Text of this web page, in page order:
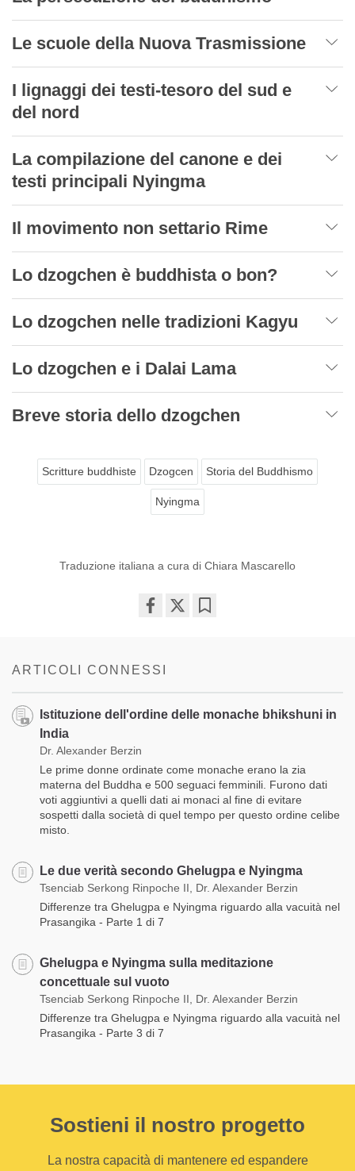
Le scuole della Nuova Trasmissione
I lignaggi dei testi-tesoro del sud e
del nord
La compilazione del canone e dei
testi principali Nyingma
Il movimento non settario Rime
Lo dzogchen è buddhista o bon?
Lo dzogchen nelle tradizioni Kagyu
Lo dzogchen e i Dalai Lama
Breve storia dello dzogchen
Scritture buddhiste Dzogcen Storia del Buddhismo
Nyingma
Traduzione italiana a cura di Chiara Mascarello
ARTICOLI CONNESSI
Istituzione dell'ordine delle monache bhikshuni in
India
Dr. Alexander Berzin
Le prime donne ordinate come monache erano la zia
materna del Buddha e 500 seguaci femminili. Furono dati
voti aggiuntivi a quelli dati ai monaci al fine di evitare
sospetti dalla società di quel tempo per questo ordine celibe
misto.
Le due verità secondo Ghelugpa e Nyingma
Tsenciab Serkong Rinpoche II, Dr. Alexander Berzin
Differenze tra Ghelugpa e Nyingma riguardo alla vacuità nel
Prasangika - Parte 1 di 7
Ghelugpa e Nyingma sulla meditazione
concettuale sul vuoto
Tsenciab Serkong Rinpoche II, Dr. Alexander Berzin
Differenze tra Ghelugpa e Nyingma riguardo alla vacuità nel
Prasangika - Parte 3 di 7
Sostieni il nostro progetto
La nostra capacità di mantenere ed espandere